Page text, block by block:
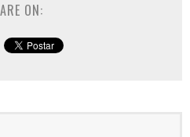
ON: